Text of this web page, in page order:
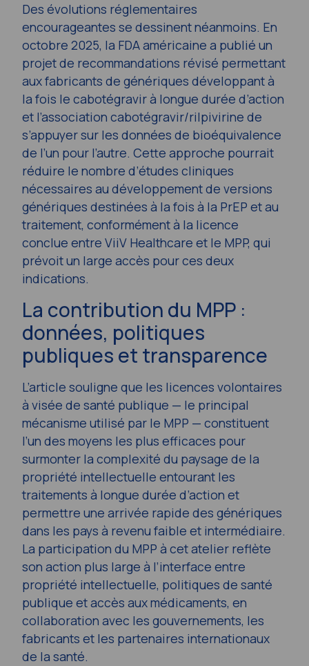
Des évolutions réglementaires
encourageantes se dessinent néanmoins. En
octobre 2025, la FDA américaine a publié un
projet de recommandations révisé permettant
aux fabricants de génériques développant à
la fois le cabotégravir à longue durée d’action
et l’association cabotégravir/rilpivirine de
s’appuyer sur les données de bioéquivalence
de l’un pour l’autre. Cette approche pourrait
réduire le nombre d’études cliniques
nécessaires au développement de versions
génériques destinées à la fois à la PrEP et au
traitement, conformément à la licence
conclue entre ViiV Healthcare et le MPP, qui
prévoit un large accès pour ces deux
indications.
La contribution du MPP :
données, politiques
publiques et transparence
L’article souligne que les licences volontaires
à visée de santé publique — le principal
mécanisme utilisé par le MPP — constituent
l’un des moyens les plus efficaces pour
surmonter la complexité du paysage de la
propriété intellectuelle entourant les
traitements à longue durée d’action et
permettre une arrivée rapide des génériques
dans les pays à revenu faible et intermédiaire.
La participation du MPP à cet atelier reflète
son action plus large à l’interface entre
propriété intellectuelle, politiques de santé
publique et accès aux médicaments, en
collaboration avec les gouvernements, les
fabricants et les partenaires internationaux
de la santé.